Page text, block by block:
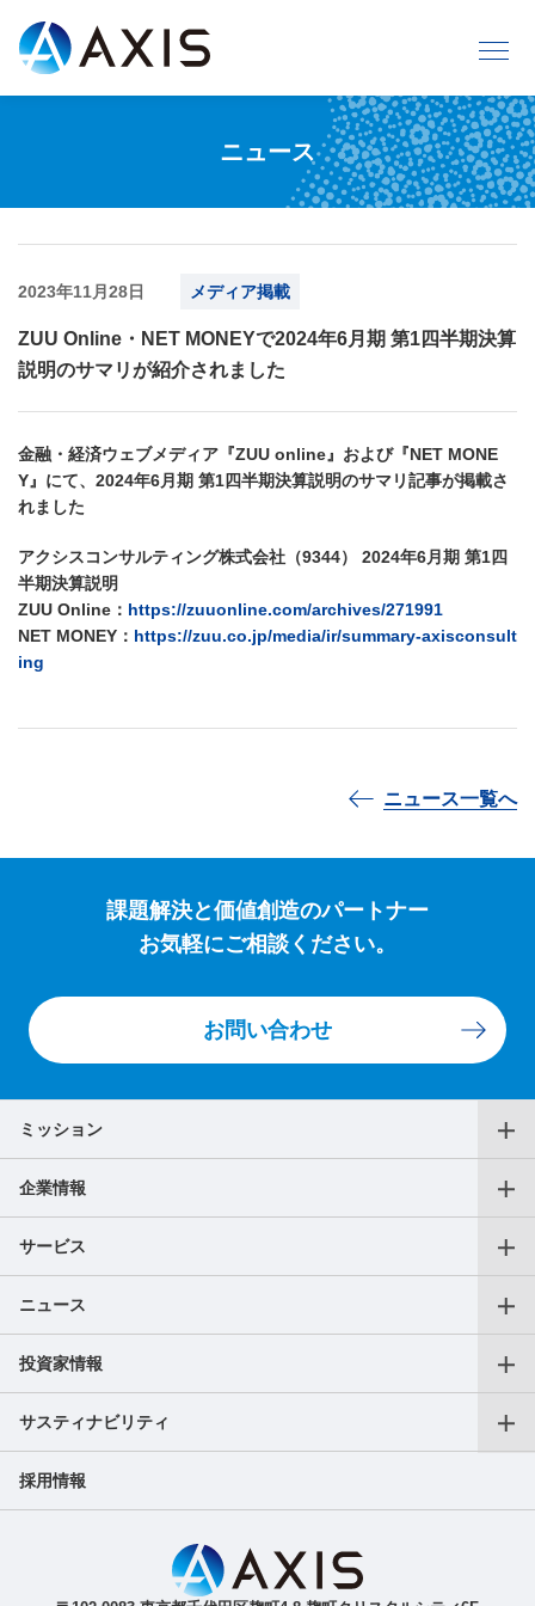
ニュース
2023年11月28日 メディア掲載
ZUU Online・NET MONEYで2024年6月期 第1四半期決算
説明のサマリが紹介されました
金融・経済ウェブメディア『ZUU online』および『NET MONE
Y』にて、2024年6月期 第1四半期決算説明のサマリ記事が掲載さ
れました
アクシスコンサルティング株式会社（9344） 2024年6月期 第1四
半期決算説明
ZUU Online： https://zuuonline.com/archives/271991
NET MONEY： https://zuu.co.jp/media/ir/summary-axisconsult
ing
ニュース一覧へ
課題解決と価値創造のパートナー
お気軽にご相談ください。
お問い合わせ
ミッション
代表メッセージ
企業情報
役員一覧
沿革
アクセス
サービス
仕事をお探しの個人の方
転職支援サービス
フリーランス向けサービス
副業サービス
ご人材をお探しの法人の方
ニュース
プレスリリース
AXIS Insights
投資家情報
会長CEOご挨拶
成長戦略
IR最新ニュース（適時開示等）
サスティナビリティ
SDGｓへの取り組み
採用情報